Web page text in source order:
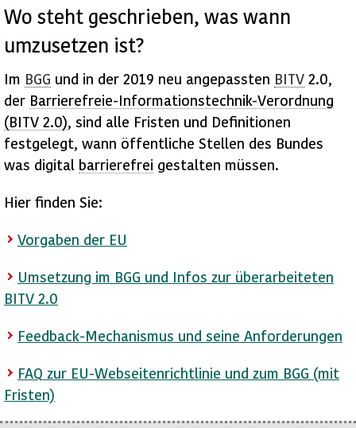
Wo steht geschrieben, was wann
umzusetzen ist?
Im BGG und in der 2019 neu angepassten BITV 2.0,
der Barrierefreie-Informationstechnik-Verordnung
(BITV 2.0), sind alle Fristen und Definitionen
festgelegt, wann öffentliche Stellen des Bundes
was digital barrierefrei gestalten müssen.
Hier finden Sie:
Vorgaben der EU
Umsetzung im BGG und Infos zur überarbeiteten
BITV 2.0
Feedback-Mechanismus und seine Anforderungen
FAQ zur EU-Webseitenrichtlinie und zum BGG (mit
Fristen)